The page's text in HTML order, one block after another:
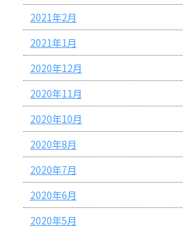
2021年2月
2021年1月
2020年12月
2020年11月
2020年10月
2020年8月
2020年7月
2020年6月
2020年5月